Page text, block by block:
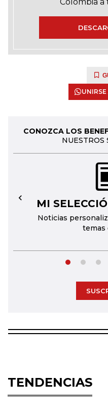
CONOZCA LOS
NUESTROS
MI
Noticias
temas
←
TENDENCIAS